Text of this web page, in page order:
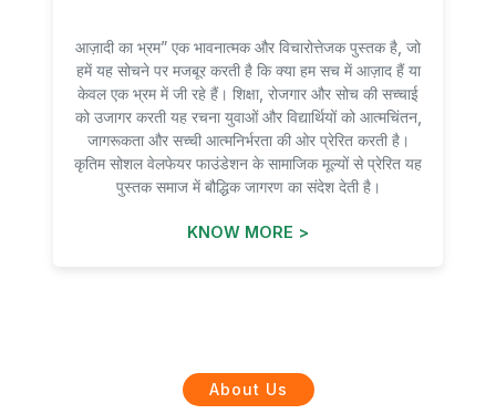
आज़ादी का भ्रम” एक भावनात्मक और विचारोत्तेजक पुस्तक है, जो
हमें यह सोचने पर मजबूर करती है कि क्या हम सच में आज़ाद हैं या
केवल एक भ्रम में जी रहे हैं। शिक्षा, रोजगार और सोच की सच्चाई
को उजागर करती यह रचना युवाओं और विद्यार्थियों को आत्मचिंतन,
जागरूकता और सच्ची आत्मनिर्भरता की ओर प्रेरित करती है।
कृतिम सोशल वेलफेयर फाउंडेशन के सामाजिक मूल्यों से प्रेरित यह
पुस्तक समाज में बौद्धिक जागरण का संदेश देती है।
KNOW MORE >
About Us